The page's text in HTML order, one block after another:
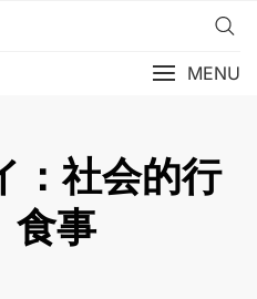
MENU
：社会的行
食事